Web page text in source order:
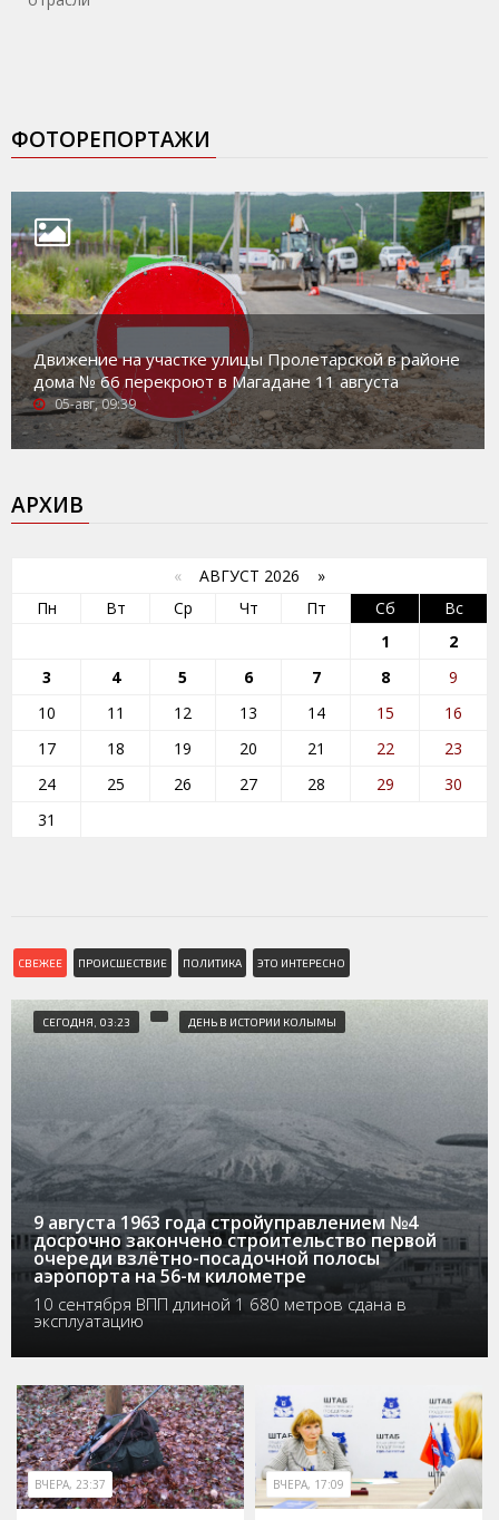
ФОТОРЕПОРТАЖИ
Движение на участке улицы Пролетарской в районе
дома № 66 перекроют в Магадане 11 августа
05-авг, 09:39
АРХИВ
« АВГУСТ 2026 »
Пн
Вт Ср Чт Пт Сб
Вс
1
2
3
4 5 6 7 8
9
10
11 12 13 14 15
16
17
18 19 20 21 22
23
24
25 26 27 28 29
30
31
СВЕЖЕЕ ПРОИСШЕСТВИЕ ПОЛИТИКА ЭТО ИНТЕРЕСНО
СЕГОДНЯ, 03:23 ДЕНЬ В ИСТОРИИ КОЛЫМЫ
9 августа 1963 года стройуправлением №4
досрочно закончено строительство первой
очереди взлётно-посадочной полосы
аэропорта на 56-м километре
10 сентября ВПП длиной 1 680 метров сдана в
эксплуатацию
ВЧЕРА, 23:37 ВЧЕРА, 17:09